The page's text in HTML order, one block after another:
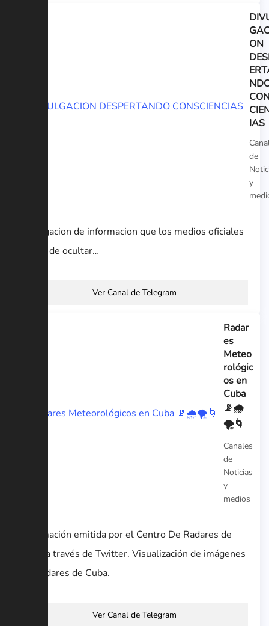
ON
IAS
de
y
Divulgacion de informacion que los medios oficiales
tratan de ocultar…
Ver Canal de Telegram
Radar
es
Meteo
rológic
os en
Cuba
📡🌧️
🌪️🌀
Canales
de
Noticias
y
medios
Información emitida por el Centro De Radares de
Cuba a través de Twitter. Visualización de imágenes
de Radares de Cuba.
Ver Canal de Telegram